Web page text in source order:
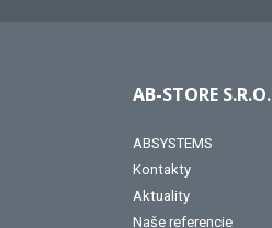
AB-STORE S.R.O.
ABSYSTEMS
Kontakty
Aktuality
Naše referencie